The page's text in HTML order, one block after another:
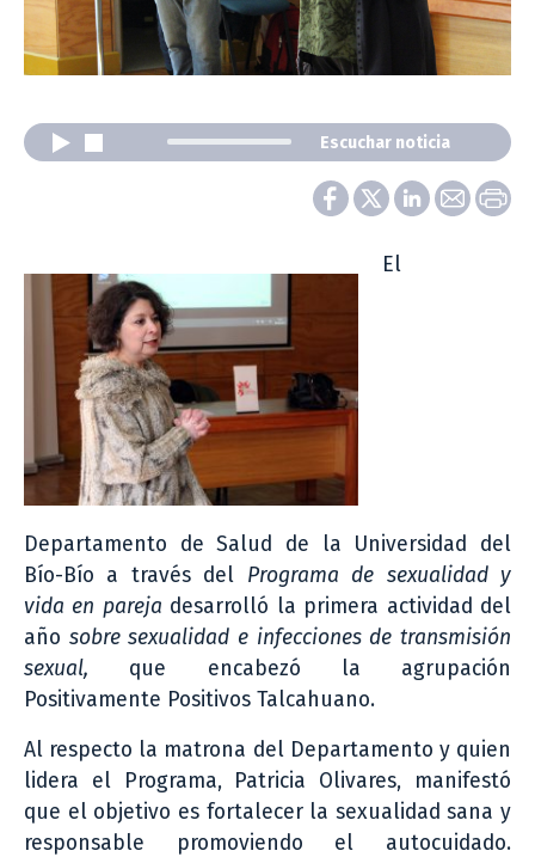
Escuchar noticia
El
Departamento de Salud de la Universidad del
Bío-Bío a través del Programa de sexualidad y
vida en pareja desarrolló la primera actividad del
año sobre sexualidad e infecciones de transmisión
sexual, que encabezó la agrupación
Positivamente Positivos Talcahuano.
Al respecto la matrona del Departamento y quien
lidera el Programa, Patricia Olivares, manifestó
que el objetivo es fortalecer la sexualidad sana y
responsable promoviendo el autocuidado.